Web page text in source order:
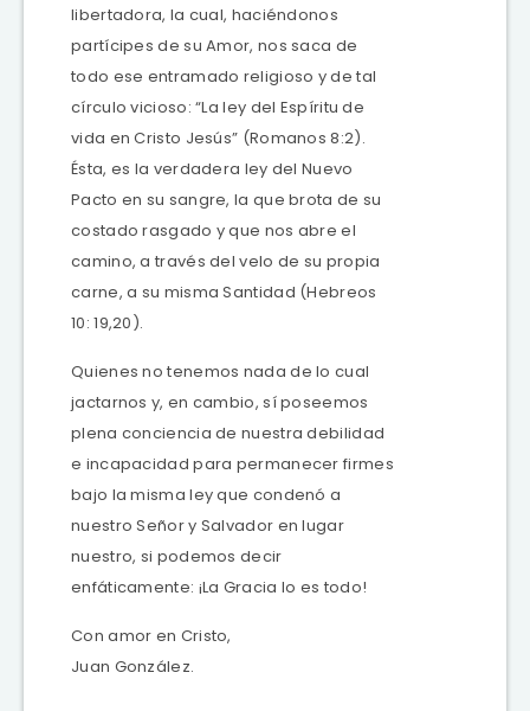
libertadora, la cual, haciéndonos
partícipes de su Amor, nos saca de
todo ese entramado religioso y de tal
círculo vicioso: “La ley del Espíritu de
vida en Cristo Jesús” (Romanos 8:2).
Ésta, es la verdadera ley del Nuevo
Pacto en su sangre, la que brota de su
costado rasgado y que nos abre el
camino, a través del velo de su propia
carne, a su misma Santidad (Hebreos
10: 19,20).
Quienes no tenemos nada de lo cual
jactarnos y, en cambio, sí poseemos
plena conciencia de nuestra debilidad
e incapacidad para permanecer firmes
bajo la misma ley que condenó a
nuestro Señor y Salvador en lugar
nuestro, si podemos decir
enfáticamente: ¡La Gracia lo es todo!
Con amor en Cristo,
Juan González.